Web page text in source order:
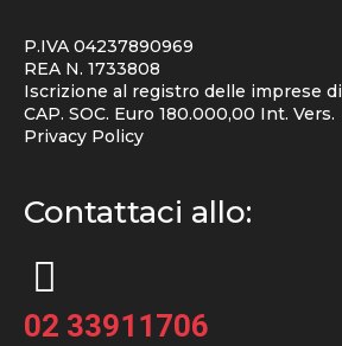
P.IVA 04237890969
REA N. 1733808
Iscrizione al registro delle imprese
CAP. SOC. Euro 180.000,00 Int. Vers.
Privacy Policy
Contattaci allo:
02 33911706